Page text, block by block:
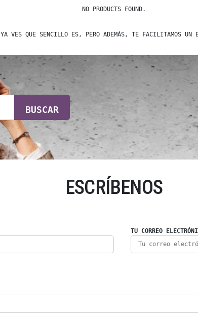
NO PRODUCTS FOUND.
YA VES QUE SENCILLO ES, PERO ADEMÁS, TE FACILITAMOS UN
BUSCAR
ESCRÍBENOS
TU CORREO